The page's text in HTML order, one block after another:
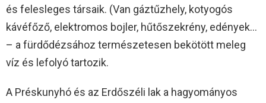
és felesleges társaik. (Van gáztűzhely, kotyogós
kávéfőző, elektromos bojler, hűtőszekrény, edények…
– a fürdődézsához természetesen bekötött meleg
víz és lefolyó tartozik.
A Préskunyhó és az Erdőszéli lak a hagyományos